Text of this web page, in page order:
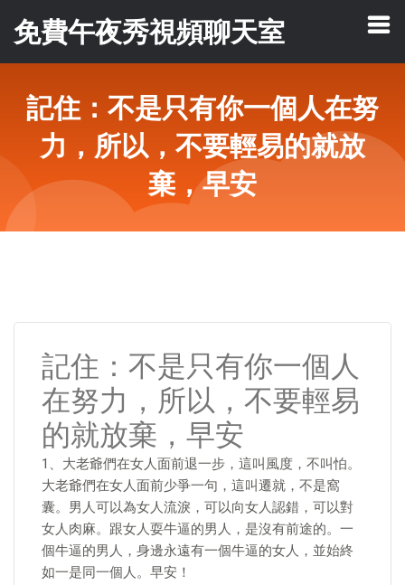
免費午夜秀視頻聊天室
記住：不是只有你一個人在努
力，所以，不要輕易的就放
棄，早安
記住：不是只有你一個人
在努力，所以，不要輕易
的就放棄，早安
1、大老爺們在女人面前退一步，這叫風度，不叫怕。
大老爺們在女人面前少爭一句，這叫遷就，不是窩
囊。男人可以為女人流淚，可以向女人認錯，可以對
女人肉麻。跟女人耍牛逼的男人，是沒有前途的。一
個牛逼的男人，身邊永遠有一個牛逼的女人，並始終
如一是同一個人。早安！